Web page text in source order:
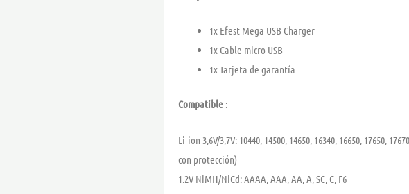
1x Efest Mega USB Charger
1x Cable micro USB
1x Tarjeta de garantía
Compatible :
Li-ion 3,6V/3,7V: 10440, 14500, 14650, 16340, 16650, 17650,
con protección)
1.2V NiMH/NiCd: AAAA, AAA, AA, A, SC, C, F6